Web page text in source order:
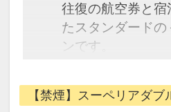
往復の航空券と宿
たスタンダード
ンです。
できるダイナミッ
ら、一都市滞在は
【禁煙】スーペリアダブ